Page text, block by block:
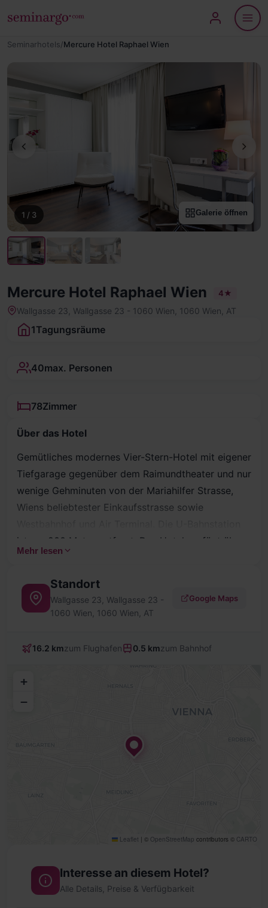
Seminarhotels/Mercure Hotel Raphael Wien
1 / 3 Galerie öffnen
Mercure Hotel Raphael Wien 4★
Wallgasse 23, Wallgasse 23 - 1060 Wien, 1060 Wien, AT
1Tagungsräume
40max. Personen
78Zimmer
Über das Hotel
Gemütliches modernes Vier-Stern-Hotel mit eigener
Tiefgarage gegenüber dem Raimundtheater und nur
wenige Gehminuten von der Mariahilfer Strasse,
Wiens beliebtester Einkaufsstrasse sowie
ist nur 200 Meter entfernt. Das Hotel verfügt über
eine Bar und 2 klimatisierte Veranstaltungsräume
Mehr lesen
Standort
Wallgasse 23, Wallgasse 23 -
1060 Wien, 1060 Wien, AT
Google Maps
16.2 kmzum Flughafen 0.5 kmzum Bahnhof
+
−
Leaflet | © OpenStreetMap contributors © CARTO
Interesse an diesem Hotel?
Alle Details, Preise & Verfügbarkeit